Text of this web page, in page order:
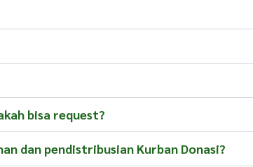
bisa request?
dan pendistribusian Kurban Donasi?